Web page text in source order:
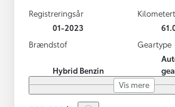
Registreringsår
01-2023
Brændstof
Hybrid Benzin
Geartype
Vis mere